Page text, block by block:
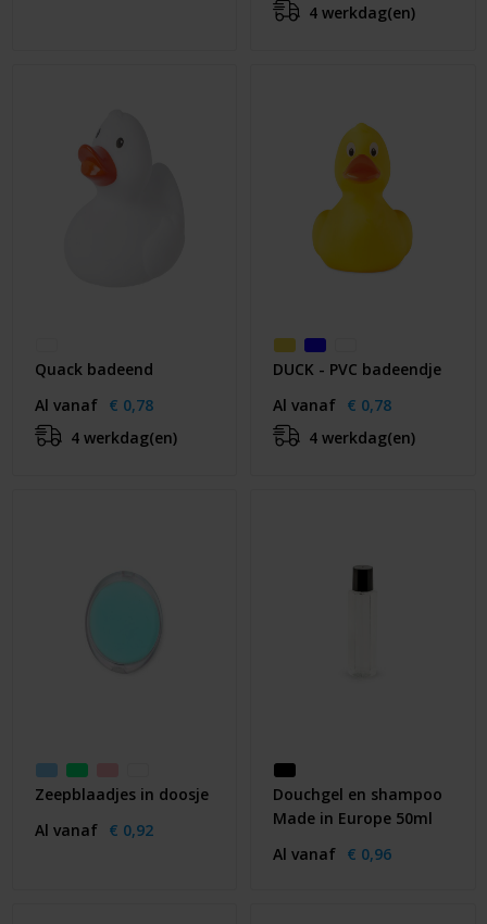
4 werkdag(en)
Quack badeend
Al vanaf € 0,78
4 werkdag(en)
DUCK - PVC badeendje
Al vanaf € 0,78
4 werkdag(en)
Zeepblaadjes in doosje
Al vanaf € 0,92
Douchgel en shampoo
Made in Europe 50ml
Al vanaf € 0,96